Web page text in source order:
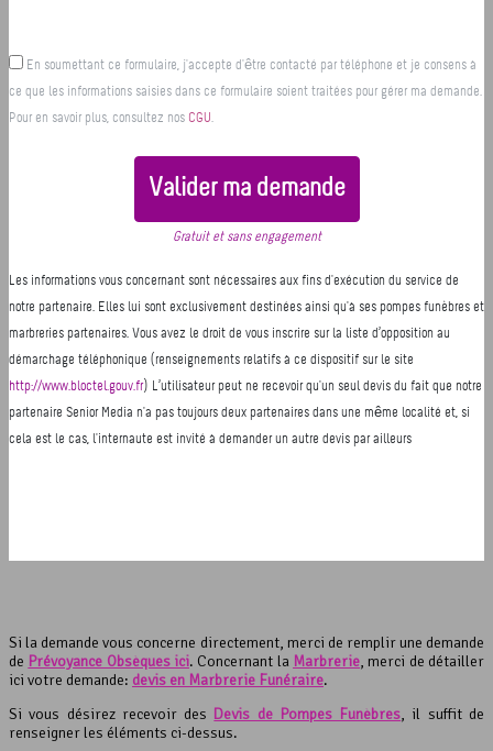
Si la demande vous concerne directement, merci de remplir une demande
de Prévoyance Obsèques ici. Concernant la Marbrerie, merci de détailler
ici votre demande: devis en Marbrerie Funéraire.
Si vous désirez recevoir des Devis de Pompes Funèbres, il suffit de
renseigner les éléments ci-dessus.